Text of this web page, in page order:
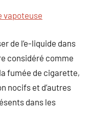
vapoteuse
de l’e-liquide dans
considéré comme
fumée de cigarette,
nocifs et d’autres
dans les